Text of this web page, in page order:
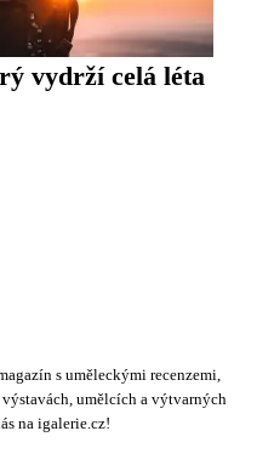
vydrží celá léta
s uměleckými recenzemi,
umělcích a výtvarných
na igalerie.cz!